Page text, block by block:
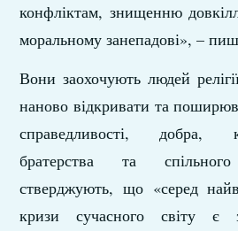
конфліктам, знищенню
моральному занепадові», –
Вони заохочують людей
наново відкривати та
справедливості, добра,
братерства та
стверджують, що «серед
кризи сучасного світу є